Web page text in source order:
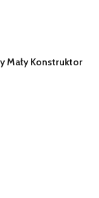
Mały Konstruktor